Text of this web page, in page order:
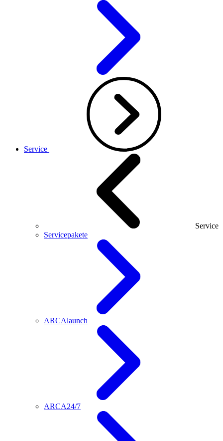
Service
Service
Servicepakete
ARCAlaunch
ARCA24/7